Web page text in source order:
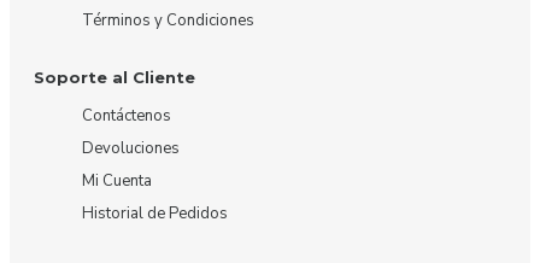
Términos y Condiciones
Soporte al Cliente
Contáctenos
Devoluciones
Mi Cuenta
Historial de Pedidos